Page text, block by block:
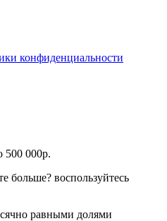
конфиденциальности
500 000р.
больше? воспользуйтесь
равными долями